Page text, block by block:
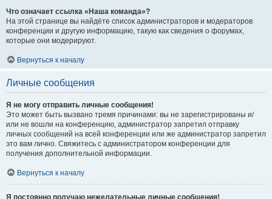
Что означает ссылка «Наша команда»?
На этой странице вы найдёте список администраторов и модераторов
конференции и другую информацию, такую как сведения о форумах,
которые они модерируют.
Вернуться к началу
Личные сообщения
Я не могу отправить личные сообщения!
Это может быть вызвано тремя причинами: вы не зарегистрированы и/
или не вошли на конференцию, администратор запретил отправку
личных сообщений на всей конференции или же администратор запретил
это вам лично. Свяжитесь с администратором конференции для
получения дополнительной информации.
Вернуться к началу
Я постоянно получаю нежелательные личные сообщения!